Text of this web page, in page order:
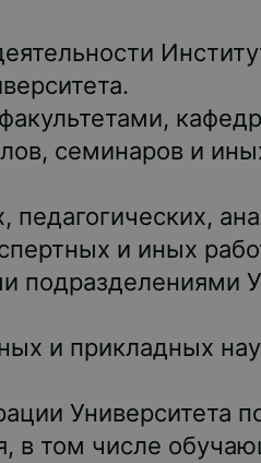
семинаров и
и иных
подразделениями
и прикладных
Университета
в том числе